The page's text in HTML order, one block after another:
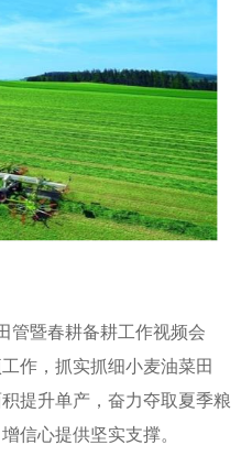
管暨春耕备耕工作视频会
作，抓实抓细小麦油菜田
提升单产，奋力夺取夏季粮
信心提供坚实支撑。